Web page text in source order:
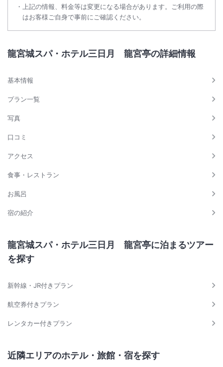
※その他詳細は公式HPをご確認下さいませ。
＜大浴場温泉設備メンテナンスに伴う温泉供給停止について＞
施のため、大浴場内の一部浴槽にて使用しておりました温泉の供給を停
なお、大浴場は通常どおりご利用いただけます。
(運用終了日は暫定の設定となります）
3/13より、日帰り入浴のお客様は引き続き５時間まで無料。以降60分
※ご宿泊のお客様の駐車料金は無料です。（変更はございません）
折り畳み式車椅子のお客様が送迎バスにご乗車する場合、畳んで荷物席
に置いて頂ければ乗車は可能ですが、電動車椅子はご乗車頂けません。
【対象日】
•2026年9月8日(火)～2026年9月10日(木)
•龍宮亭
•スパ棟
【対象のお客様】
•ご宿泊
※なお、該当日の前日にご宿泊のお客様は、翌日の日帰り入浴をご利用
上記の情報、料金等は変更になる場合があります。ご利用の際
はお客様ご自身で事前にご確認ください。
龍宮城スパ・ホテル三日月 龍宮亭の詳細情報
基本情報
プラン一覧
写真
口コミ
アクセス
食事・レストラン
お風呂
宿の紹介
龍宮城スパ・ホテル三日月 龍宮亭に泊まるツアー
を探す
新幹線・JR付きプラン
航空券付きプラン
レンタカー付きプラン
近隣エリアのホテル・旅館・宿を探す